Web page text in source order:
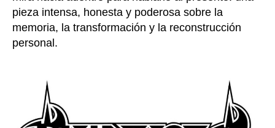
pieza intensa, honesta y poderosa sobre la
memoria, la transformación y la reconstrucción
personal.